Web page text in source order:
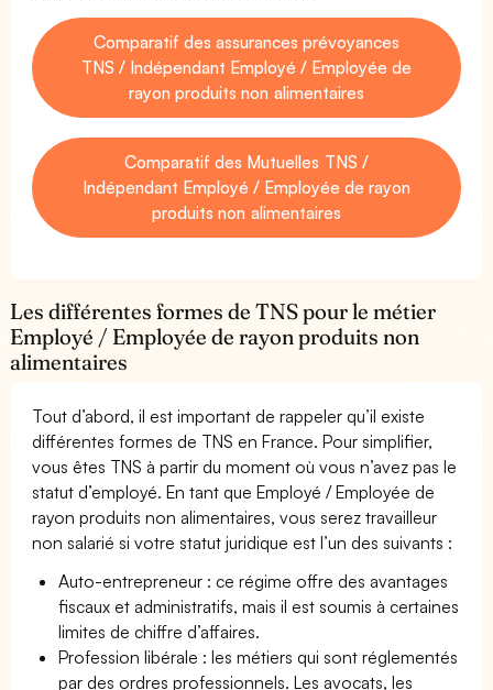
Comparatif des assurances prévoyances
TNS / Indépendant Employé / Employée de
rayon produits non alimentaires
Comparatif des Mutuelles TNS /
Indépendant Employé / Employée de rayon
produits non alimentaires
Les différentes formes de TNS pour le métier
Employé / Employée de rayon produits non
alimentaires
Tout d’abord, il est important de rappeler qu’il existe
différentes formes de TNS en France. Pour simplifier,
vous êtes TNS à partir du moment où vous n’avez pas le
statut d’employé. En tant que Employé / Employée de
rayon produits non alimentaires, vous serez travailleur
non salarié si votre statut juridique est l’un des suivants :
Auto-entrepreneur : ce régime offre des avantages
fiscaux et administratifs, mais il est soumis à certaines
limites de chiffre d’affaires.
Profession libérale : les métiers qui sont réglementés
par des ordres professionnels. Les avocats, les